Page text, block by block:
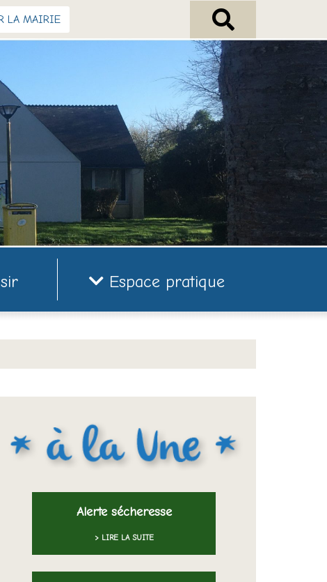
LA MAIRIE
Espace pratique
Alerte sécheresse
> LIRE LA SUITE